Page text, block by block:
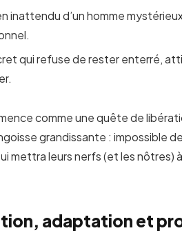
inattendu d’un homme
qui refuse de rester enterré,
comme une quête de
grandissante : impossible
mettra leurs nerfs (et les nôtres)
adaptation et